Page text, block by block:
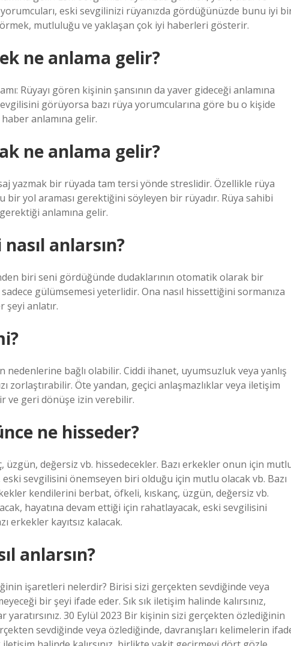
eski sevgilinizi rüyanızda gördüğünüzde bunu iyi
mutluluğu ve yaklaşan çok iyi haberleri gösterir.
ne anlama gelir?
Rüyayı gören kişinin şansının da yaver gideceği anlamına
görüyorsa bazı rüya yorumcularına göre bu o kişide
anlamına gelir.
ne anlama gelir?
yazmak bir rüyada tam tersi yönde streslidir. Özellikle rüya
bir yol araması gerektiğini söyleyen bir rüyadır. Rüya sahibi
anlamına gelir.
anlarsın?
biri seni gördüğünde dudaklarının otomatik olarak bir
gülümsemesi yeterlidir. Ona nasıl hissettiğini sormanıza
şeyi anlatır.
nedenlerine bağlı olabilir. Ciddi ihanet, uyumsuzluk veya yanlış
zorlaştırabilir. Öte yandan, geçici anlaşmazlıklar veya iletişim
ve geri dönüşe izin verebilir.
ne hisseder?
değersiz vb. hissedecekler. Bazı erkekler onun için
sevgilisini önemseyen biri olduğu için mutlu olacak vb. Bazı
kendilerini berbat, öfkeli, kıskanç, üzgün, değersiz vb.
hayatına devam ettiği için rahatlayacak, eski sevgilisini
erkekler kayıtsız kalacak.
anlarsın?
işaretleri nelerdir? Birisi sizi gerçekten sevdiğinde veya
bir şeyi ifade eder. Sık sık iletişim halinde kalırsınız,
yaratırsınız. 30 Eylül 2023 Bir kişinin sizi gerçekten özlediğinin
sevdiğinde veya özlediğinde, davranışları kelimelerin